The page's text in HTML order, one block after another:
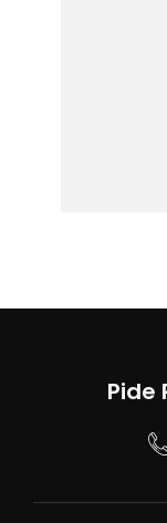
Pide